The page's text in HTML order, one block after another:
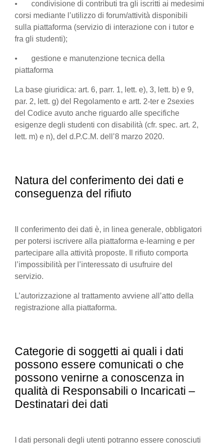
• condivisione di contributi tra gli iscritti ai medesimi
corsi mediante l’utilizzo di forum/attività disponibili
sulla piattaforma (servizio di interazione con i tutor e
fra gli studenti);
• gestione e manutenzione tecnica della
piattaforma
La base giuridica: art. 6, parr. 1, lett. e), 3, lett. b) e 9,
par. 2, lett. g) del Regolamento e artt. 2-ter e 2sexies
del Codice avuto anche riguardo alle specifiche
esigenze degli studenti con disabilità (cfr. spec. art. 2,
lett. m) e n), del d.P.C.M. dell’8 marzo 2020.
Natura del conferimento dei dati e
conseguenza del rifiuto
Il conferimento dei dati è, in linea generale, obbligatori
per potersi iscrivere alla piattaforma e-learning e per
partecipare alla attività proposte. Il rifiuto comporta
l’impossibilità per l’interessato di usufruire del
servizio.
L’autorizzazione al trattamento avviene all’atto della
registrazione alla piattaforma.
Categorie di soggetti ai quali i dati
possono essere comunicati o che
possono venirne a conoscenza in
qualità di Responsabili o Incaricati –
Destinatari dei dati
I dati personali degli utenti potranno essere conosciuti